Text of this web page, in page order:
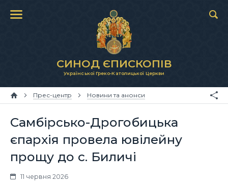
СИНОД ЄПИСКОПІВ
Української Греко-Католицької Церкви
Прес-центр Новини та анонси
Самбірсько-Дрогобицька
єпархія провела ювілейну
прощу до с. Биличі
11 червня 2026